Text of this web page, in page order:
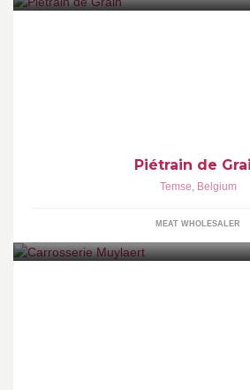
Piétrain de
Temse, Belgium
MEAT WHOLESALER